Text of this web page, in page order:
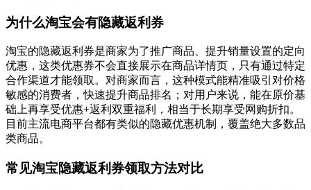
为什么淘宝会有隐藏返利券
淘宝的隐藏返利券是商家为了推广商品、提升销量设置的定向
优惠，这类优惠券不会直接展示在商品详情页，只有通过特定
合作渠道才能领取。对商家而言，这种模式能精准吸引对价格
敏感的消费者，快速提升商品排名；对用户来说，能在原价基
础上再享受优惠+返利双重福利，相当于长期享受网购折扣。
目前主流电商平台都有类似的隐藏优惠机制，覆盖绝大多数品
类商品。
常见淘宝隐藏返利券领取方法对比